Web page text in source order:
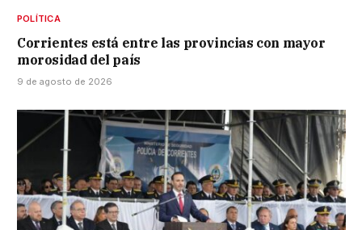
POLÍTICA
Corrientes está entre las provincias con mayor
morosidad del país
9 de agosto de 2026